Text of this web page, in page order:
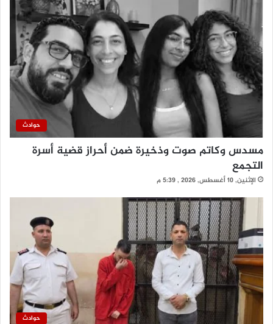
حوادث
مسدس وكاتم صوت وذخيرة ضمن أحراز قضية أسرة
التجمع
الإثنين, 10 أغسطس, 2026 , 5:39 م
حوادث